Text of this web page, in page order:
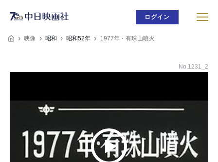
ログイン
映像 昭和 昭和52年 1977年・有珠山噴火
No.1231_2